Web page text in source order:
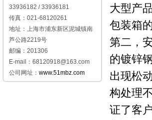
33936182 / 33936181
传真：021-68120261
地址：上海市浦东新区泥城镇南
芦公路2219号
邮编：201306
E-mail：68120918@163.com
公司网址： www.51mbz.com
大型产
包装箱
第二，
的镀锌
出现松
构处理
证了客